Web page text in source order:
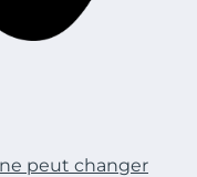
peut changer